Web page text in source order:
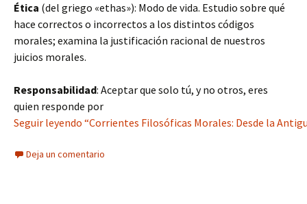
Ética (del griego «ethas»): Modo de vida. Estudio sobre qué
hace correctos o incorrectos a los distintos códigos
morales; examina la justificación racional de nuestros
juicios morales.
Responsabilidad: Aceptar que solo tú, y no otros, eres
quien responde por
Seguir leyendo “Corrientes Filosóficas Morales: Desde la
Deja un comentario